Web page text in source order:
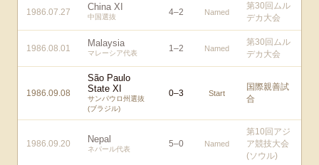
1986.07.27 China XI
中国選抜 4–2 Named
第30回ムル
デカ大会
1986.08.01 Malaysia
マレーシア代表 1–2 Named
第30回ムル
デカ大会
1986.09.08
São Paulo
State XI
サンパウロ州選抜
(ブラジル)
0–3 Start
国際親善試
合
1986.09.20 Nepal
ネパール代表
5–0 Named
第10回アジ
ア競技大会
(ソウル)